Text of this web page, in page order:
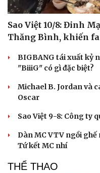
Sao Việt 10/8: Đinh
Thăng Bình, khiến
BIGBANG tái xuất kỷ
"BiiiG" có gì đặc biệt?
Michael B. Jordan và
Oscar
Sao Việt 9-8: Công ty
Dàn MC VTV ngồi
Tứ kết MC nhí
THỂ THAO